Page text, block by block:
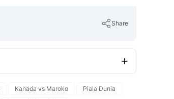
Share
Kanada vs Maroko
Piala Dunia